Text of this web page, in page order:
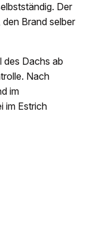
Der
Brand selber
des Dachs ab
Nach
im
im Estrich